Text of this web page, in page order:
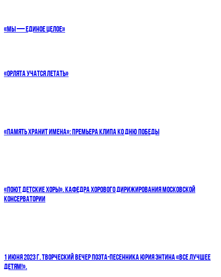
«МЫ — ЕДИНОЕ ЦЕЛОЕ»
«ОРЛЯТА УЧАТСЯ ЛЕТАТЬ»
«ПАМЯТЬ ХРАНИТ ИМЕНА»: ПРЕМЬЕРА КЛИПА КО ДНЮ ПОБЕДЫ
«ПОЮТ ДЕТСКИЕ ХОРЫ». КАФЕДРА ХОРОВОГО ДИРИЖИРОВАНИЯ МОСКОВСКОЙ
КОНСЕРВАТОРИИ
1 ИЮНЯ 2023 Г. ТВОРЧЕСКИЙ ВЕЧЕР ПОЭТА-ПЕСЕННИКА ЮРИЯ ЭНТИНА «ВСЕ ЛУЧШЕЕ
ДЕТЯМ!».